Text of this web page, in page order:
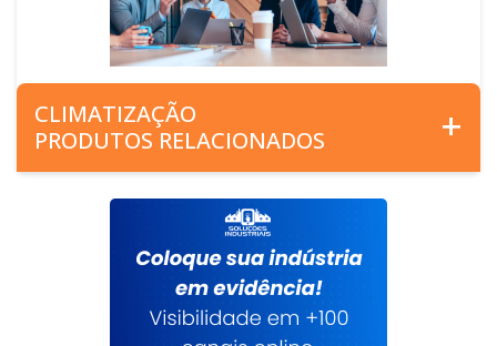
CLIMATIZAÇÃO
PRODUTOS RELACIONADOS